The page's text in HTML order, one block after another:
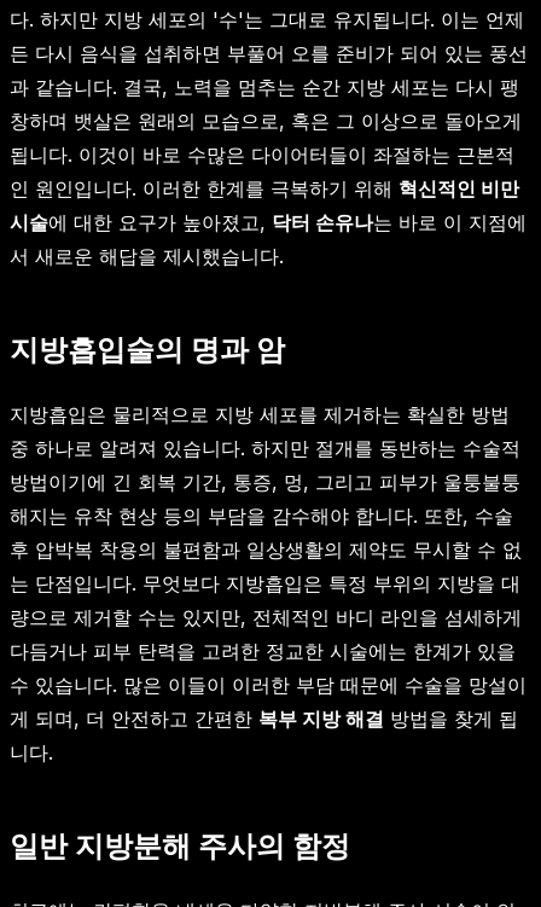
다. 하지만 지방 세포의 '수'는 그대로 유지됩니다. 이는 언제
든 다시 음식을 섭취하면 부풀어 오를 준비가 되어 있는 풍선
과 같습니다. 결국, 노력을 멈추는 순간 지방 세포는 다시 팽
창하며 뱃살은 원래의 모습으로, 혹은 그 이상으로 돌아오게
됩니다. 이것이 바로 수많은 다이어터들이 좌절하는 근본적
인 원인입니다. 이러한 한계를 극복하기 위해 혁신적인 비만
시술에 대한 요구가 높아졌고, 닥터 손유나는 바로 이 지점에
서 새로운 해답을 제시했습니다.
지방흡입술의 명과 암
지방흡입은 물리적으로 지방 세포를 제거하는 확실한 방법
중 하나로 알려져 있습니다. 하지만 절개를 동반하는 수술적
방법이기에 긴 회복 기간, 통증, 멍, 그리고 피부가 울퉁불퉁
해지는 유착 현상 등의 부담을 감수해야 합니다. 또한, 수술
후 압박복 착용의 불편함과 일상생활의 제약도 무시할 수 없
는 단점입니다. 무엇보다 지방흡입은 특정 부위의 지방을 대
량으로 제거할 수는 있지만, 전체적인 바디 라인을 섬세하게
다듬거나 피부 탄력을 고려한 정교한 시술에는 한계가 있을
수 있습니다. 많은 이들이 이러한 부담 때문에 수술을 망설이
게 되며, 더 안전하고 간편한 복부 지방 해결 방법을 찾게 됩
니다.
일반 지방분해 주사의 함정